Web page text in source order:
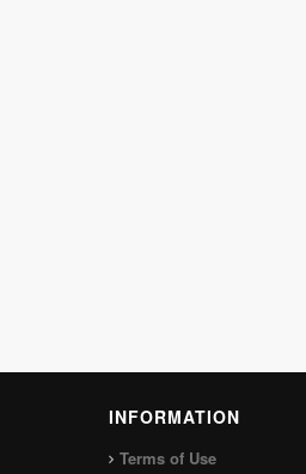
INFORMATION
Terms of Use